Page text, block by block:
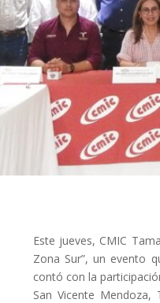
Este jueves, CMIC
Zona Sur”, un evento
contó con la
San Vicente